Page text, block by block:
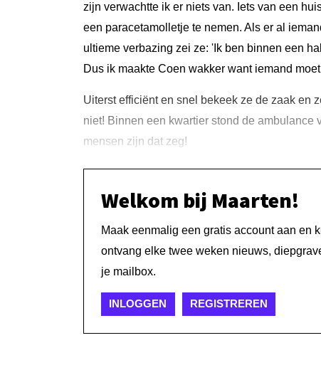
zijn verwachtte ik er niets van. Iets van een
een paracetamolletje te nemen. Als er al
ultieme verbazing zei ze: 'Ik ben binnen een
Dus ik maakte Coen wakker want iemand
Uiterst efficiënt en snel bekeek ze de zaak en
niet! Binnen een kwartier stond de ambulance
mensen zijn dat zeg!
Welkom bij Maarten!
Maak eenmalig een gratis account aan en
ontvang elke twee weken nieuws,
je mailbox.
INLOGGEN REGISTREREN